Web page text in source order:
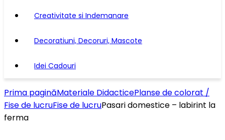
Creativitate si Indemanare
Decoratiuni, Decoruri, Mascote
Idei Cadouri
Prima paginăMateriale DidacticePlanse de colorat /
Fise de lucruFise de lucruPasari domestice – labirint la
ferma